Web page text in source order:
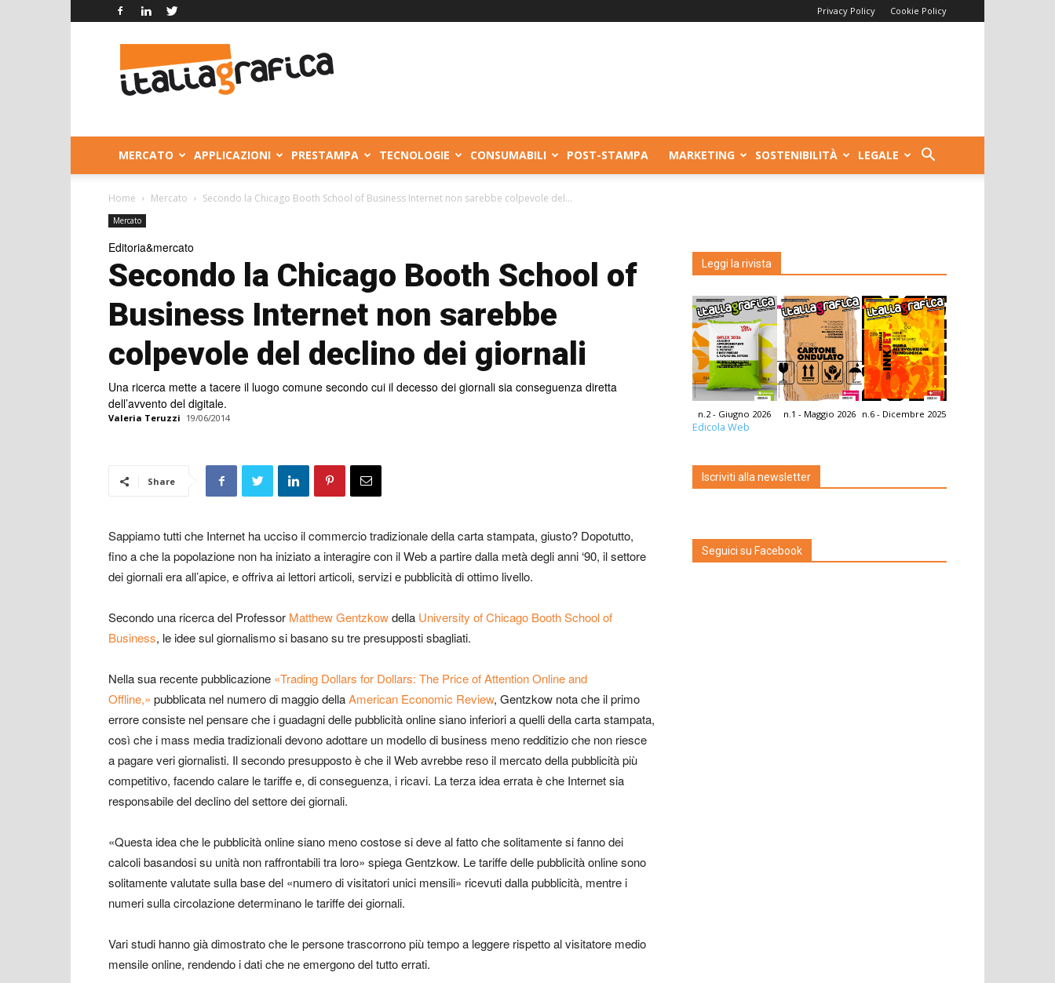
Privacy Policy Cookie Policy
Grafica
MERCATO APPLICAZIONI PRESTAMPA TECNOLOGIE CONSUMABILI POST-STAMPA MARKETING SOSTENIBILITÀ LEGALE
Home Mercato Secondo la Chicago Booth School of Business Internet non sarebbe colpevole del...
Mercato
Editoria&mercato
Secondo la Chicago Booth School of
Business Internet non sarebbe
colpevole del declino dei giornali
Una ricerca mette a tacere il luogo comune secondo cui il decesso dei giornali sia conseguenza diretta
dell’avvento del digitale.
Valeria Teruzzi 19/06/2014
Share
Sappiamo tutti che Internet ha ucciso il commercio tradizionale della carta stampata, giusto? Dopotutto,
fino a che la popolazione non ha iniziato a interagire con il Web a partire dalla metà degli anni ‘90, il settore
dei giornali era all’apice, e offriva ai lettori articoli, servizi e pubblicità di ottimo livello.
Secondo una ricerca del Professor Matthew Gentzkowdella University of Chicago Booth School of
Business, le idee sul giornalismo si basano su tre presupposti sbagliati.
Nella sua recente pubblicazione «Trading Dollars for Dollars: The Price of Attention Online and
Offline,» pubblicata nel numero di maggio dellaAmerican Economic Review, Gentzkow nota che il primo
errore consiste nel pensare che i guadagni delle pubblicità online siano inferiori a quelli della carta stampata,
così che i mass media tradizionali devono adottare un modello di business meno redditizio che non riesce
a pagare veri giornalisti. Il secondo presupposto è che il Web avrebbe reso il mercato della pubblicità più
competitivo, facendo calare le tariffe e, di conseguenza, i ricavi. La terza idea errata è che Internet sia
responsabile del declino del settore dei giornali.
«Questa idea che le pubblicità online siano meno costose si deve al fatto che solitamente si fanno dei
calcoli basandosi su unità non raffrontabili tra loro» spiega Gentzkow. Le tariffe delle pubblicità online sono
solitamente valutate sulla base del «numero di visitatori unici mensili» ricevuti dalla pubblicità, mentre i
numeri sulla circolazione determinano le tariffe dei giornali.
Vari studi hanno già dimostrato che le persone trascorrono più tempo a leggere rispetto al visitatore medio
mensile online, rendendo i dati che ne emergono del tutto errati.
Leggi la rivista
n.2 - Giugno 2026 n.1 - Maggio 2026 n.6 - Dicembre 2025
Edicola Web
Iscriviti alla newsletter
Seguici su Facebook